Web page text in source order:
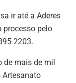
ir até a Aderes
processo pelo
2203.
de mais de mil
Artesanato